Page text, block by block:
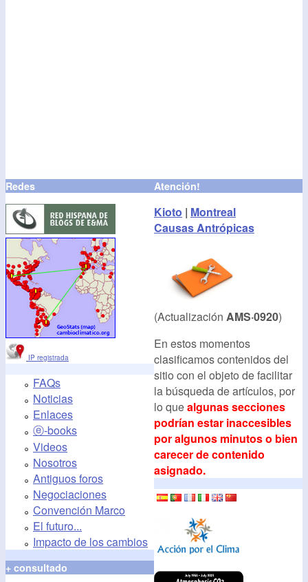
Redes
IP registrada
FAQs
Noticias
Enlaces
ⓔ-books
Videos
Nosotros
Antiguos foros
Negociaciones
Convención Marco
El futuro...
Impacto de los cambios
+ consultado
Atención!
Kioto | Montreal
Causas Antrópicas
(Actualización AMS·0920)
En estos momentos
clasificamos contenidos del
sitio con el objeto de facilitar
la búsqueda de artículos, por
lo quealgunas secciones
podrían estar inaccesibles
por algunos minutos o bien
carecer de contenido
asignado.